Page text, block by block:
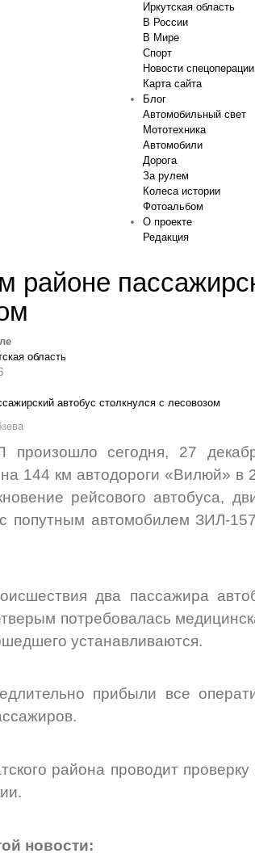
Иркутская область
В России
В Мире
Спорт
Новости спецоперации
Карта сайта
Блог
Автомобильный свет
Мототехника
Автомобили
Дорога
За рулем
Колеса истории
Фотоальбом
О проекте
Редакция
районе
область
произошло сегодня, 27
144 км автодороги «Вилюй» в
рейсового автобуса,
попутным автомобилем ЗИЛ-
два пассажира
потребовалась
устанавливаются.
прибыли все
района проводит
новости: